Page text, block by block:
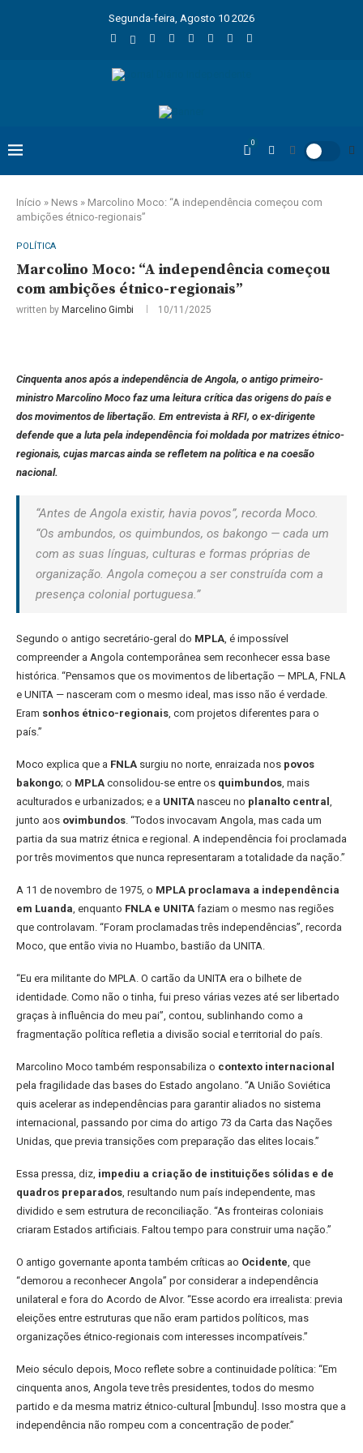
Segunda-feira, Agosto 10 2026
0
Início » News » Marcolino Moco: “A independência começou com
ambições étnico-regionais”
POLÍTICA
Marcolino Moco: “A independência começou
com ambições étnico-regionais”
written by Marcelino Gimbi 10/11/2025
Cinquenta anos após a independência de Angola, o antigo primeiro-
ministro Marcolino Moco faz uma leitura crítica das origens do país e
dos movimentos de libertação. Em entrevista à RFI, o ex-dirigente
defende que a luta pela independência foi moldada por matrizes étnico-
regionais, cujas marcas ainda se refletem na política e na coesão
nacional.
“Antes de Angola existir, havia povos”, recorda Moco.
“Os ambundos, os quimbundos, os bakongo — cada um
com as suas línguas, culturas e formas próprias de
organização. Angola começou a ser construída com a
presença colonial portuguesa.”
Segundo o antigo secretário-geral do MPLA, é impossível
compreender a Angola contemporânea sem reconhecer essa base
histórica. “Pensamos que os movimentos de libertação — MPLA, FNLA
e UNITA — nasceram com o mesmo ideal, mas isso não é verdade.
Eram sonhos étnico-regionais, com projetos diferentes para o
país.”
Moco explica que a FNLA surgiu no norte, enraizada nos povos
bakongo; o MPLA consolidou-se entre os quimbundos, mais
aculturados e urbanizados; e a UNITA nasceu no planalto central ,
junto aos ovimbundos. “Todos invocavam Angola, mas cada um
partia da sua matriz étnica e regional. A independência foi proclamada
por três movimentos que nunca representaram a totalidade da nação.”
A 11 de novembro de 1975, o MPLA proclamava a independência
em Luanda, enquanto FNLA e UNITA faziam o mesmo nas regiões
que controlavam. “Foram proclamadas três independências”, recorda
Moco, que então vivia no Huambo, bastião da UNITA.
“Eu era militante do MPLA. O cartão da UNITA era o bilhete de
identidade. Como não o tinha, fui preso várias vezes até ser libertado
graças à influência do meu pai”, contou, sublinhando como a
fragmentação política refletia a divisão social e territorial do país.
Marcolino Moco também responsabiliza o contexto internacional
pela fragilidade das bases do Estado angolano. “A União Soviética
quis acelerar as independências para garantir aliados no sistema
internacional, passando por cima do artigo 73 da Carta das Nações
Unidas, que previa transições com preparação das elites locais.”
Essa pressa, diz, impediu a criação de instituições sólidas e de
quadros preparados, resultando num país independente, mas
dividido e sem estrutura de reconciliação. “As fronteiras coloniais
criaram Estados artificiais. Faltou tempo para construir uma nação.”
O antigo governante aponta também críticas ao Ocidente, que
“demorou a reconhecer Angola” por considerar a independência
unilateral e fora do Acordo de Alvor. “Esse acordo era irrealista: previa
eleições entre estruturas que não eram partidos políticos, mas
organizações étnico-regionais com interesses incompatíveis.”
Meio século depois, Moco reflete sobre a continuidade política: “Em
cinquenta anos, Angola teve três presidentes, todos do mesmo
partido e da mesma matriz étnico-cultural [mbundu]. Isso mostra que a
independência não rompeu com a concentração de poder.”